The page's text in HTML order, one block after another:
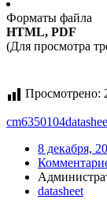
Форматы файла
HTML, PDF
(Для просмотра
Просмотрено:
cm6350104
8 декабря,
datasheet